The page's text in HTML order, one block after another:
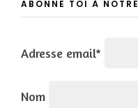
ABONNE TOI À
Adresse email*
Nom